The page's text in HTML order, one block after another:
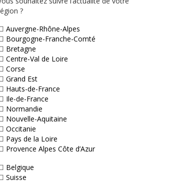
?
Auvergne-Rhône-Alpes
Bourgogne-Franche-Comté
Bretagne
Centre-Val de Loire
Corse
Grand Est
Hauts-de-France
Ile-de-France
Normandie
Nouvelle-Aquitaine
Occitanie
Pays de la Loire
Provence Alpes Côte d’Azur
Belgique
Suisse